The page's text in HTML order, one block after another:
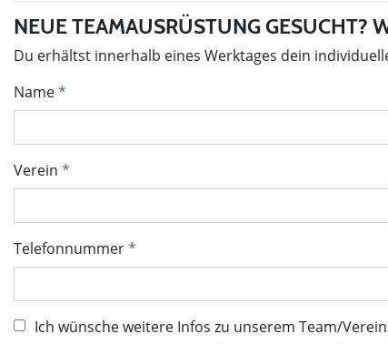
NEUE TEAMAUSRÜSTUNG GESUCHT?
Du erhältst innerhalb eines Werktages dein
Name
Verein
Telefonnummer
Ich wünsche weitere Infos zu unserem Team/